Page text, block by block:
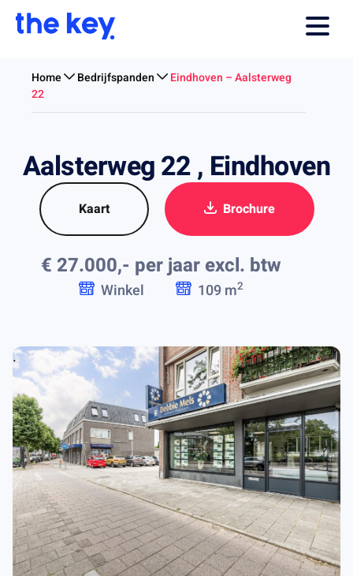
Home Bedrijfspanden
Eindhoven – Aalsterweg
22
Aalsterweg 22 , Eindhoven
Kaart Brochure
€ 27.000,- per jaar excl. btw
Winkel 109 m2
.